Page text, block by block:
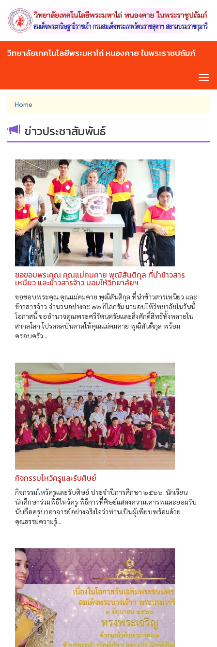
main
content
วิทยาลัยเทคโนโลยีพระมหาไถ่ หนองคาย ในพระราชปถัมภ์
You
are
here
Home
ข่าวประชาสัมพันธ์
ขอขอบพระคุณ คุณแม่คมคาย พุฒิสันติกุล ที่นำข้าวสาร
เหนียว และข้าวสารจ้าว มอบให้วิทยาลัยฯ
ขอขอบพระคุณ คุณแม่คมคาย พุฒิสันติกุล ที่นำข้าวสารเหนียว และ
ข้าวสารจ้าว จำนวนอย่างละ ๑๒ กิโลกรัม มามอบให้วิทยาลัยในวันนี้
โอกาสนี้ ขออำนาจคุณพระศรีรัตนตรัยและสิ่งศักดิ์สิทธิทั้งหลายใน
สากลโลก โปรดดลบันดาลให้คุณแม่คมคาย พุฒิสันติกุล พร้อม
ครอบครัว...
กิจกรรมไหว้ครูและรับศิษย์
กิจกรรมไหว้ครูและรับศิษย์ ประจำปีการศึกษา ๒๕๖๖ นักเรียน
นักศึกษาร่วมพิธีไหว้ครู พิธีการที่ศิษย์แสดงความเคารพและยอมรับ
นับถือครูบาอาจารย์อย่างจริงใจว่าท่านเป็นผู้เพียบพร้อมด้วย
คุณธรรมความรู้...